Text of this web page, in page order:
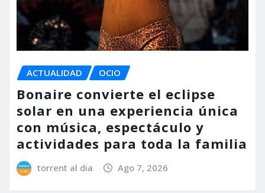
ACTUALIDAD OCIO
Bonaire convierte el eclipse
solar en una experiencia única
con música, espectáculo y
actividades para toda la familia
torrent al dia Ago 7, 2026